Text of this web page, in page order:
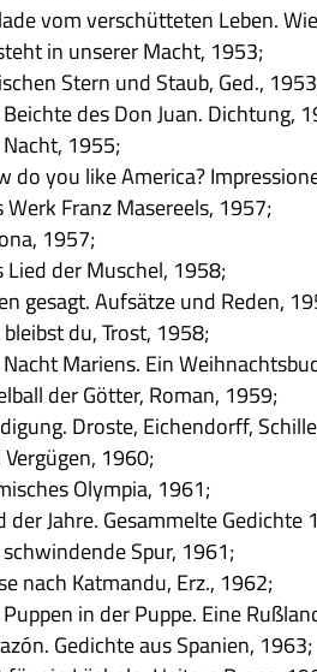
vom ver­schüt­te­ten Leben.
in unse­rer Macht, 1953;
Stern und Staub, Ged.,
des Don Juan. Dich­tung,
1955;
do you like Ame­rica?
Werk Franz Mase­re­els, 1957;
1957;
Lied der Muschel, 1958;
gesagt. Auf­sätze und Reden,
du, Trost, 1958;
Mari­ens. Ein
der Göt­ter, Roman, 1959;
Dro­ste, Eichen­dorff,
Ver­gü­gen, 1960;
Olym­pia, 1961;
der Jahre. Gesam­melte
Spur, 1961;
nach Kat­mandu, Erz., 1962;
in der Puppe. Eine
Gedichte aus Spa­nien, 1963;